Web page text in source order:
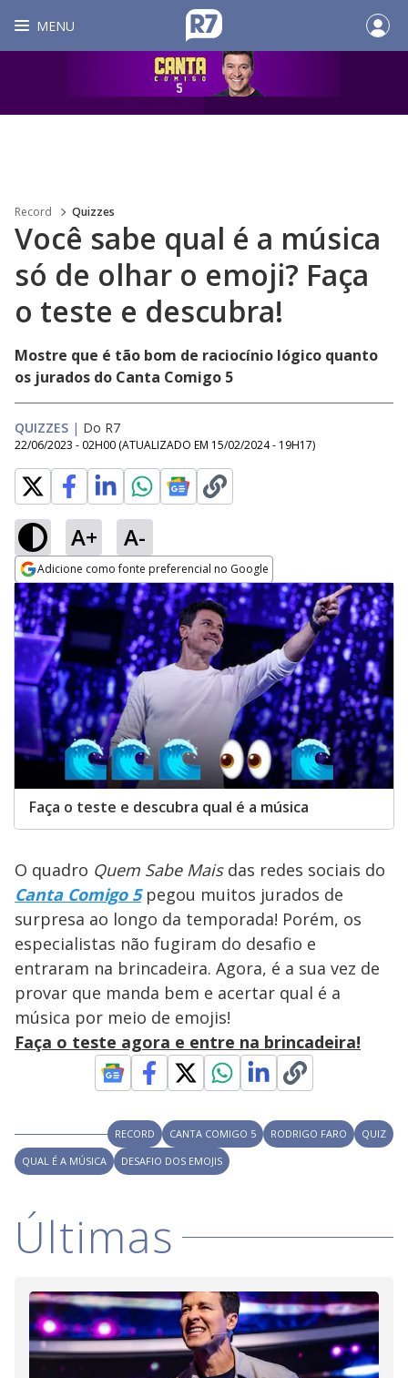
MENU
Record Quizzes
Você sabe qual é a música
só de olhar o emoji? Faça
o teste e descubra!
Mostre que é tão bom de raciocínio lógico quanto
os jurados do Canta Comigo 5
QUIZZES | Do R7
22/06/2023 - 02H00 (ATUALIZADO EM 15/02/2024 - 19H17)
A+ A-
Adicione como fonte preferencial no Google
Opens in new window
Faça o teste e descubra qual é a música
O quadro Quem Sabe Maisdas redes sociais do
Canta Comigo 5pegou muitos jurados de
surpresa ao longo da temporada! Porém, os
especialistas não fugiram do desafio e
entraram na brincadeira. Agora, é a sua vez de
provar que manda bem e acertar qual é a
música por meio de emojis!
Faça o teste agora e entre na brincadeira!
RECORD CANTA COMIGO 5 RODRIGO FARO
QUIZ
QUAL É A MÚSICA
DESAFIO DOS EMOJIS
Últimas